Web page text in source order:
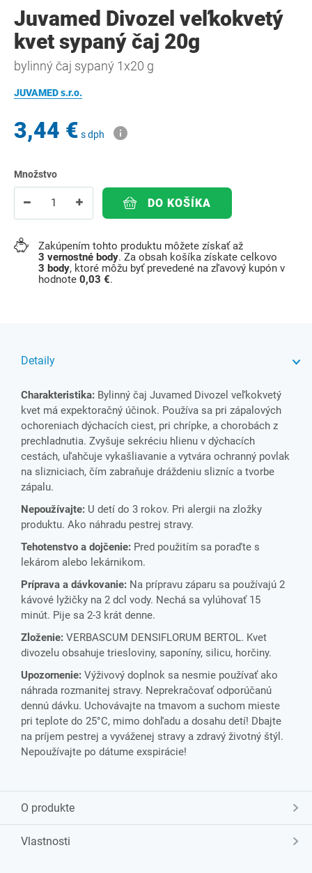
Juvamed Divozel veľkokvetý
kvet sypaný čaj 20g
bylinný čaj sypaný 1x20 g
JUVAMED s.r.o.
3,44 € s dph
Množstvo
DO KOŠÍKA
Zakúpením tohto produktu môžete získať až
3 vernostné body. Za obsah košíka získate celkovo
3 body, ktoré môžu byť prevedené na zľavový kupón v
hodnote 0,03 €.
Detaily
Charakteristika: Bylinný čaj Juvamed Divozel veľkokvetý
kvet má expektoračný účinok. Používa sa pri zápalových
ochoreniach dýchacích ciest, pri chrípke, a chorobách z
prechladnutia. Zvyšuje sekréciu hlienu v dýchacích
cestách, uľahčuje vykašliavanie a vytvára ochranný povlak
na slizniciach, čím zabraňuje dráždeniu slizníc a tvorbe
zápalu.
Nepoužívajte: U detí do 3 rokov. Pri alergii na zložky
produktu. Ako náhradu pestrej stravy.
Tehotenstvo a dojčenie: Pred použitím sa poraďte s
lekárom alebo lekárnikom.
Príprava a dávkovanie: Na prípravu záparu sa používajú 2
kávové lyžičky na 2 dcl vody. Nechá sa vylúhovať 15
minút. Pije sa 2-3 krát denne.
Zloženie: VERBASCUM DENSIFLORUM BERTOL. Kvet
divozelu obsahuje triesloviny, saponíny, silicu, horčiny.
Upozornenie: Výživový doplnok sa nesmie používať ako
náhrada rozmanitej stravy. Neprekračovať odporúčanú
dennú dávku. Uchovávajte na tmavom a suchom mieste
pri teplote do 25°C, mimo dohľadu a dosahu detí! Dbajte
na príjem pestrej a vyváženej stravy a zdravý životný štýl.
Nepoužívajte po dátume exspirácie!
O produkte
Vlastnosti